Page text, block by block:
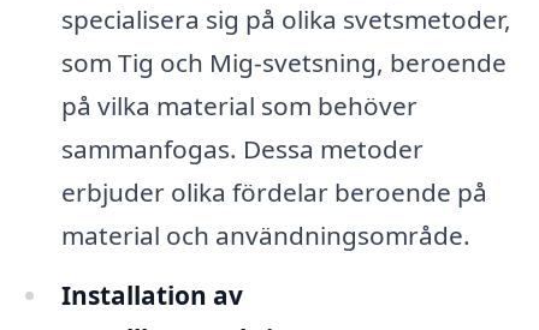
specialisera sig på olika svetsmetoder,
som Tig och Mig-svetsning, beroende
på vilka material som behöver
sammanfogas. Dessa metoder
erbjuder olika fördelar beroende på
material och användningsområde.
Installation av